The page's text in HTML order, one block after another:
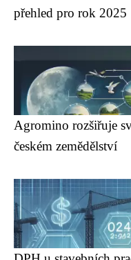
přehled pro rok 2025
Agromino rozšiřuje
českém zemědělství